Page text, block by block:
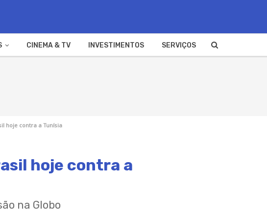
CINEMA & TV INVESTIMENTOS SERVIÇOS
hoje contra a Tunísia
hoje contra a
na Globo